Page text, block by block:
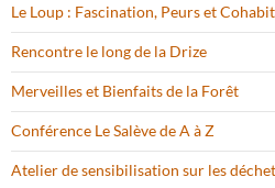
Le Loup : Fascination, Peurs et
Rencontre le long de la Drize
Merveilles et Bienfaits de la Forêt
Conférence Le Salève de A à Z
Atelier de sensibilisation sur les